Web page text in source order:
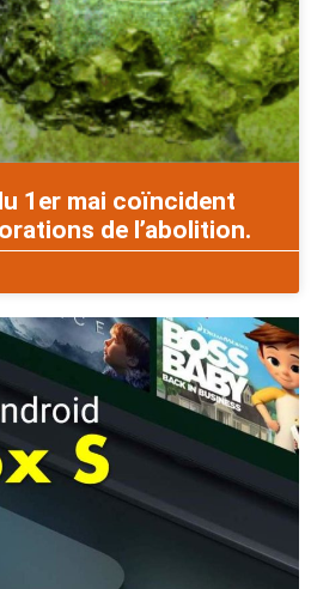
1er mai coïncident
de l’abolition.